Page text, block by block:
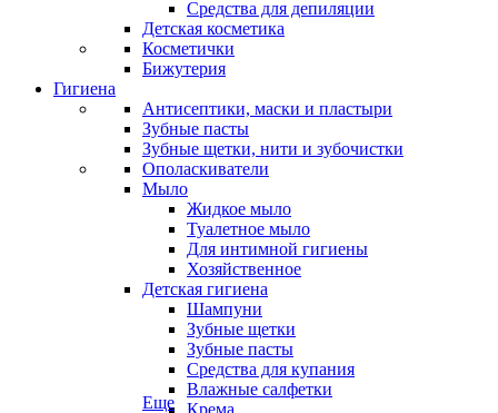
Средства для депиляции
Детская косметика
Косметички
Бижутерия
Гигиена
Антисептики, маски и пластыри
Зубные пасты
Зубные щетки, нити и зубочистки
Ополаскиватели
Мыло
Жидкое мыло
Туалетное мыло
Для интимной гигиены
Хозяйственное
Детская гигиена
Шампуни
Зубные щетки
Зубные пасты
Средства для купания
Влажные салфетки
Крема
Еще